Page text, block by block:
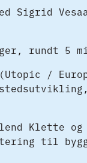
Sigrid
rundt 5
/
Klette
til